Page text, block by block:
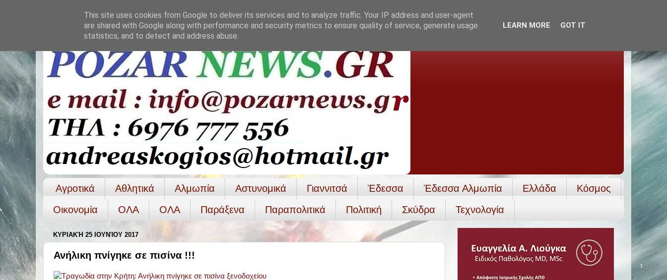
Αγροτικά Αθλητικά Αλμωπία Αστυνομικά Γιαννιτσά Έδεσσα Έδεσσα Αλμωπία Ελλάδα
Κόσμος
Οικονομία
ΟΛΑ ΟΛA Παράξενα Παραπολιτικά Πολιτική Σκύδρα Τεχνολογία
ΚΥΡΙΑΚΉ 25 ΙΟΥΝΊΟΥ 2017
Ανήλικη πνίγηκε σε πισίνα !!!
This site uses cookies from Google to deliver its services and to analyze traffic. Your IP address and user-agent
are shared with Google along with performance and security metrics to ensure quality of service, generate usage
statistics, and to detect and address abuse.
LEARN MORE GOT IT